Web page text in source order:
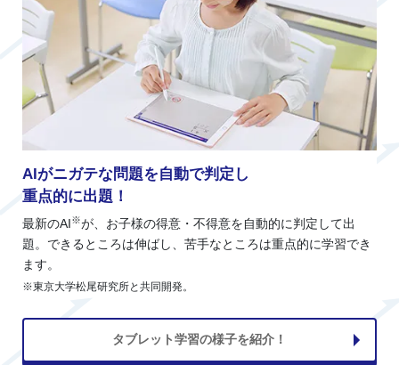
AIがニガテな問題を自動で判定し
重点的に出題！
最新のAI※が、お子様の得意・不得意を自動的に判定して出
題。できるところは伸ばし、苦手なところは重点的に学習でき
ます。
※東京大学松尾研究所と共同開発。
タブレット学習の様子を紹介！